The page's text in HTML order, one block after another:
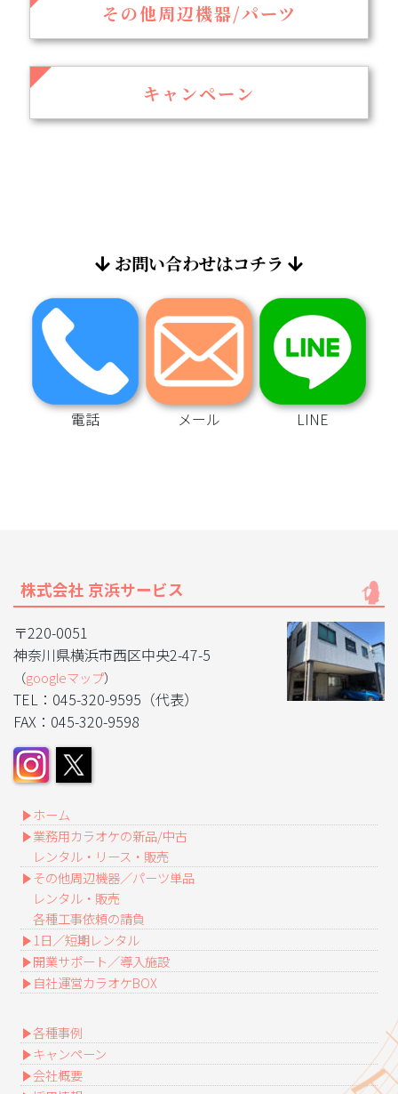
その他周辺機器/パーツ
キャンペーン
お問い合わせはコチラ
電話 メール LINE
株式会社 京浜サービス
〒220-0051
神奈川県横浜市西区中央2-47-5
（googleマップ）
TEL：045-320-9595（代表）
FAX：045-320-9598
ホーム
業務用カラオケの新品/中古
レンタル・リース・販売
その他周辺機器／パーツ単品
レンタル・販売
各種工事依頼の請負
1日／短期レンタル
開業サポート／導入施設
自社運営カラオケBOX
各種事例
キャンペーン
会社概要